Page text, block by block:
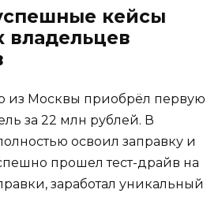
кейсы
владельцев
из Москвы приобрёл первую
за 22 млн рублей. В
освоил заправку и
прошел тест-драйв на
заработал уникальный